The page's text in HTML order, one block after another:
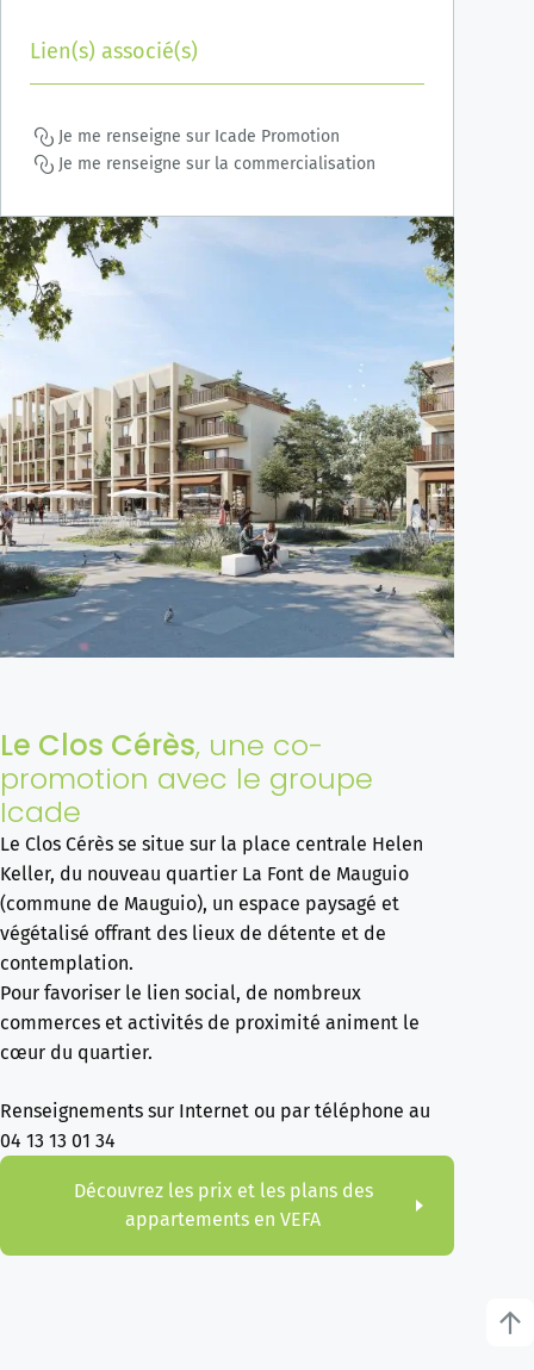
Lien(s) associé(s)
Je me renseigne sur Icade Promotion
Je me renseigne sur la commercialisation
Le Clos Cérès, une co-
promotion avec le groupe
Icade
Le Clos Cérès se situe sur la place centrale Helen
Keller, du nouveau quartier La Font de Mauguio
(commune de Mauguio), un espace paysagé et
végétalisé offrant des lieux de détente et de
contemplation.
Pour favoriser le lien social, de nombreux
commerces et activités de proximité animent le
cœur du quartier.
Renseignements sur Internet ou par téléphone au
04 13 13 01 34
Découvrez les prix et les plans des
appartements en VEFA